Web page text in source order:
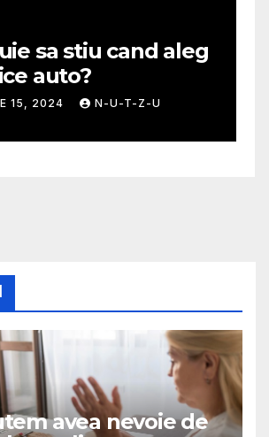
sa stiu cand aleg
auto?
15, 2024 N-U-T-Z-U
avea nevoie de